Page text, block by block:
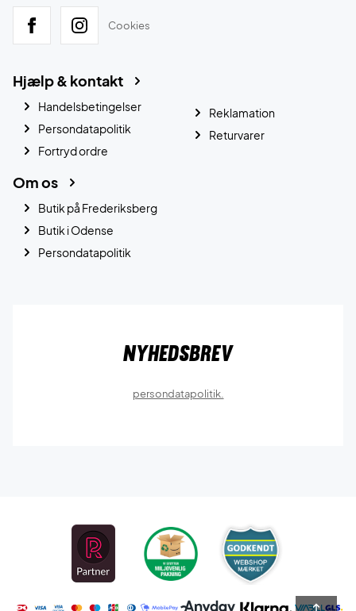
Cookies
Hjælp & kontakt
Handelsbetingelser
Persondatapolitik
Fortryd ordre
Reklamation
Returvarer
Om os
Butik på Frederiksberg
Butik i Odense
Persondatapolitik
Nyhedsbrev
persondatapolitik.